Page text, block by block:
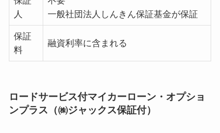
人
一般社団法人しんきん保証基金が保証
保証
料
融資利率に含まれる
ロードサービス付マイカーローン・ オプショ
ンプラス （㈱ジャックス保証付）